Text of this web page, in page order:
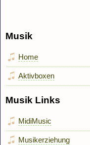
Musik
Home
Aktivboxen
Musik Links
MidiMusic
Musikerziehung